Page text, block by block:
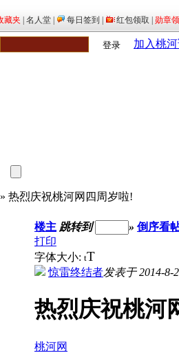
登录 加入桃
» 热烈庆祝桃河网四周岁啦!
楼主 跳转到 » 倒序看
打印
字体大小: tT
惊雷终结者发表于 2014-8-
热烈庆祝桃河
桃河网